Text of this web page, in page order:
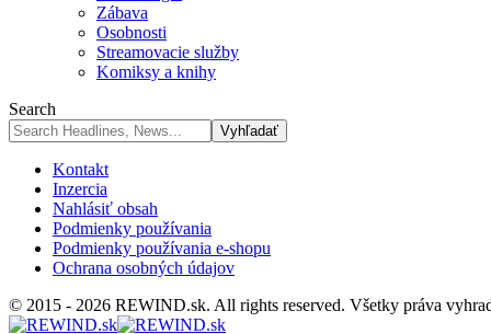
Zábava
Osobnosti
Streamovacie služby
Komiksy a knihy
Search
Kontakt
Inzercia
Nahlásiť obsah
Podmienky používania
Podmienky používania e-shopu
Ochrana osobných údajov
© 2015 - 2026 REWIND.sk. All rights reserved. Všetky práva